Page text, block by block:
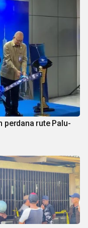
perdana rute Palu-